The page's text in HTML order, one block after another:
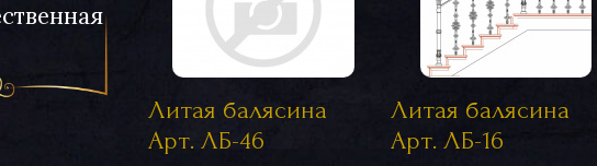
Литая балясина
Арт. ЛБ-46
Литая балясина
Арт. ЛБ-16